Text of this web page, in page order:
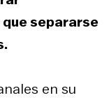
separarse
en su